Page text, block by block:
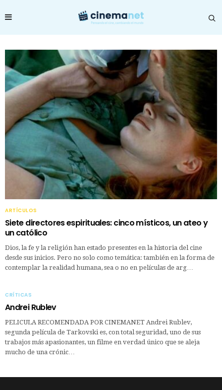
ARTÍCULOS
Siete directores espirituales: cinco místicos, un ateo y
un católico
Dios, la fe y la religión han estado presentes en la historia del cine
desde sus inicios. Pero no solo como temática: también en la forma de
contemplar la realidad humana, sea o no en películas de arg…
CRÍTICAS
Andrei Rublev
PELICULA RECOMENDADA POR CINEMANET Andrei Rublev,
segunda película de Tarkovski es, con total seguridad, uno de sus
trabajos más apasionantes, un filme en verdad único que se aleja
mucho de una crónic…